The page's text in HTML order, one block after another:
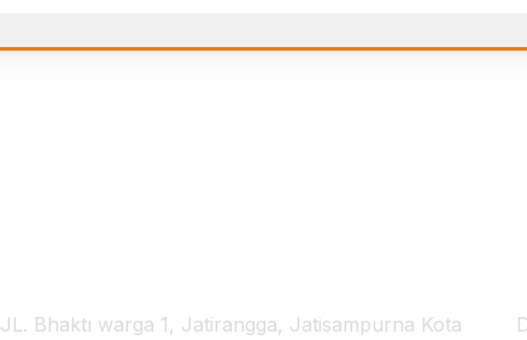
JL. Bhaktı warga 1, Jatirangga, Jatisampurna Kota